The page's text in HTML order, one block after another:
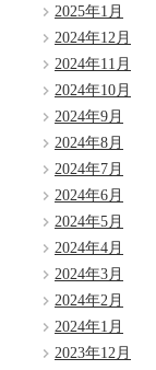
2025年1月
2024年12月
2024年11月
2024年10月
2024年9月
2024年8月
2024年7月
2024年6月
2024年5月
2024年4月
2024年3月
2024年2月
2024年1月
2023年12月